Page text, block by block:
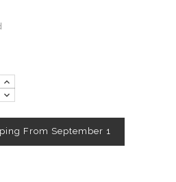
From September 1